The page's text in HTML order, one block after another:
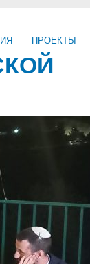
ПРОЕКТЫ